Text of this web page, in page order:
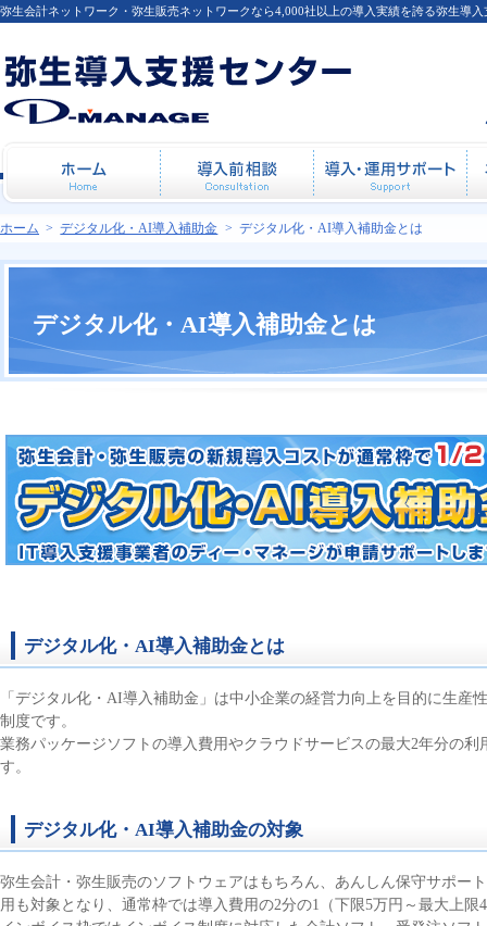
デジタル化・AI導入補助金とは
弥生会計ネットワーク・弥生販売ネットワークなら4,000社以上の導入実績を誇る弥生導
デジタル化・AI導入補助金とは
「デジタル化・AI導入補助金」は中小企業の経営力向上を目的に生産
制度です。
業務パッケージソフトの導入費用やクラウドサービスの最大2年分の
す。
デジタル化・AI導入補助金の対象
弥生会計・弥生販売のソフトウェアはもちろん、あんしん保守サポー
用も対象となり、通常枠では導入費用の2分の1（下限5万円～最大上
ホーム 導入前相談 導
ホーム > デジタル化・AI導入補助金 > デジタル化・AI導入補助金とは